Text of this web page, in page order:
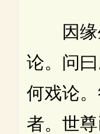
因缘
论。问
何戏论
者。世尊